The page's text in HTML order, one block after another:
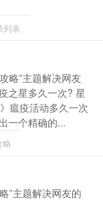
列表
略”主题解决网友
之星多久一次? 星
瘟疫活动多久一次
一个精确的...
略
”主题解决网友的